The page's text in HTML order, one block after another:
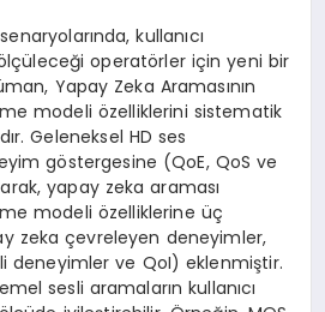
kullanıcı
operatörler için yeni bir
Yapay Zeka Aramasının
modeli özelliklerini sistematik
Geleneksel HD ses
göstergesine (QoE, QoS ve
yapay zeka araması
modeli özelliklerine üç
zeka çevreleyen deneyimler,
deneyimler ve QoI) eklenmiştir.
sesli aramaların kullanıcı